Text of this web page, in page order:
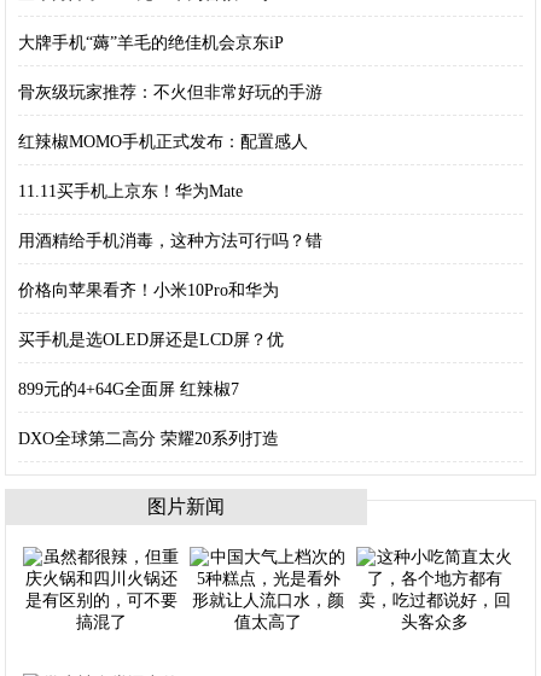
大牌手机“薅”羊毛的绝佳机会京东iP
骨灰级玩家推荐：不火但非常好玩的手游
红辣椒MOMO手机正式发布：配置感人
11.11买手机上京东！华为Mate
用酒精给手机消毒，这种方法可行吗？错
价格向苹果看齐！小米10Pro和华为
买手机是选OLED屏还是LCD屏？优
899元的4+64G全面屏 红辣椒7
DXO全球第二高分 荣耀20系列打造
图片新闻